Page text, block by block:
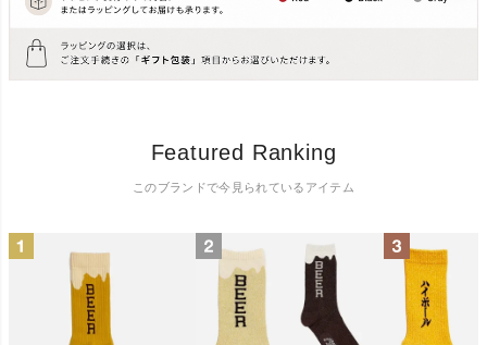
Featured Ranking
このブランドで今見られているアイテム